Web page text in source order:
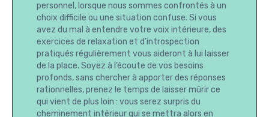
personnel, lorsque nous sommes confrontés à un
choix difficile ou une situation confuse. Si vous
avez du mal à entendre votre voix intérieure, des
exercices de relaxation et d’introspection
pratiqués régulièrement vous aideront à lui laisser
de la place. Soyez à l’écoute de vos besoins
profonds, sans chercher à apporter des réponses
rationnelles, prenez le temps de laisser mûrir ce
qui vient de plus loin : vous serez surpris du
cheminement intérieur qui se mettra alors en